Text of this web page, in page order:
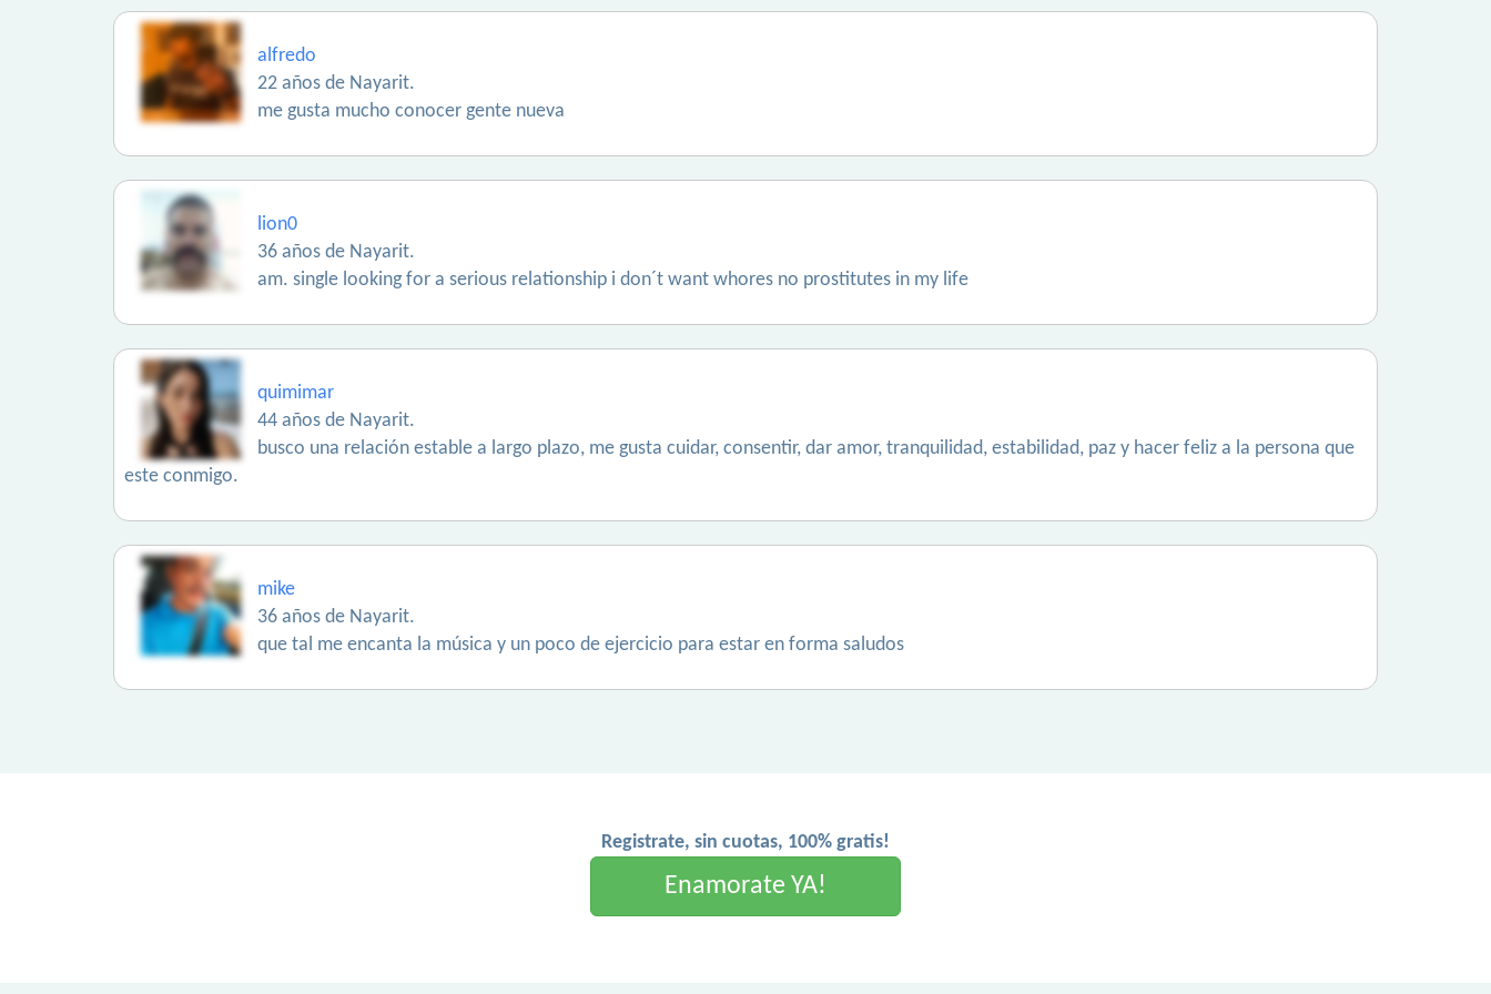
alfredo
22 años de Nayarit.
me gusta mucho conocer gente nueva
lion0
36 años de Nayarit.
am. single looking for a serious relationship i don´t want whores no prostitutes in my life
quimimar
44 años de Nayarit.
busco una relación estable a largo plazo, me gusta cuidar, consentir, dar amor, tranquilidad, estabilidad, paz y hacer feliz a la persona que
este conmigo.
mike
36 años de Nayarit.
que tal me encanta la música y un poco de ejercicio para estar en forma saludos
Registrate, sin cuotas, 100% gratis!
Enamorate YA!